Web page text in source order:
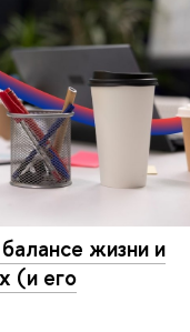
жизни и
(и его